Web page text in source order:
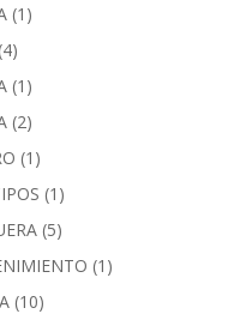
(1)
(4)
(1)
(2)
(1)
(1)
(5)
(1)
(10)